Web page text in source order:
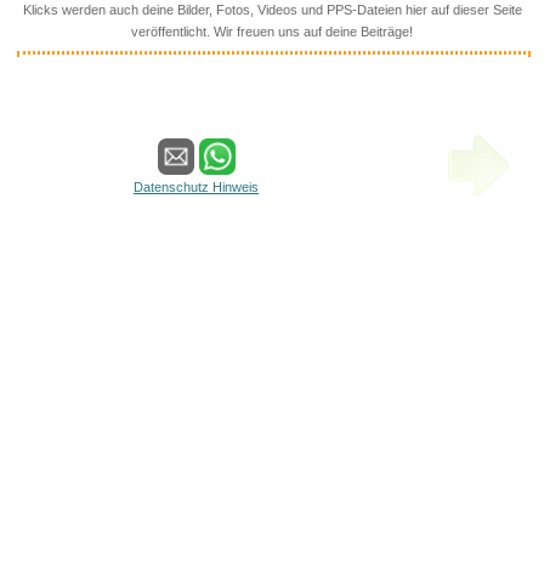
Klicks werden auch deine Bilder, Fotos, Videos und PPS-Dateien hier auf dieser Seite
veröffentlicht. Wir freuen uns auf deine Beiträge!
Datenschutz Hinweis